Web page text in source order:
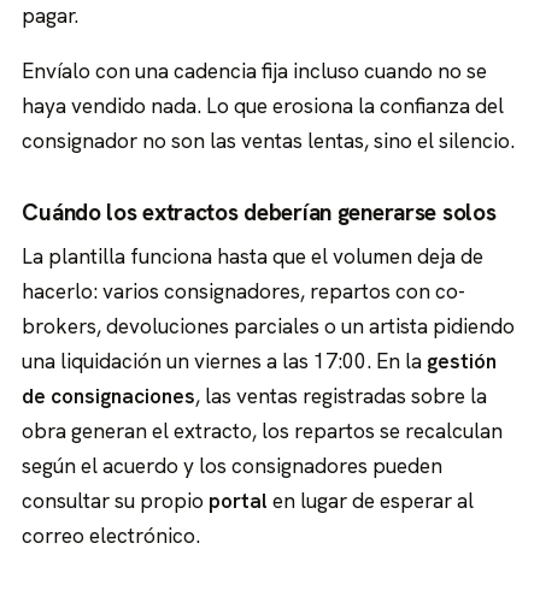
pagar.
Envíalo con una cadencia fija incluso cuando no se
haya vendido nada. Lo que erosiona la confianza del
consignador no son las ventas lentas, sino el silencio.
Cuándo los extractos deberían generarse solos
La plantilla funciona hasta que el volumen deja de
hacerlo: varios consignadores, repartos con co-
brokers, devoluciones parciales o un artista pidiendo
una liquidación un viernes a las 17:00. En la gestión
de consignaciones, las ventas registradas sobre la
obra generan el extracto, los repartos se recalculan
según el acuerdo y los consignadores pueden
consultar su propio portal en lugar de esperar al
correo electrónico.